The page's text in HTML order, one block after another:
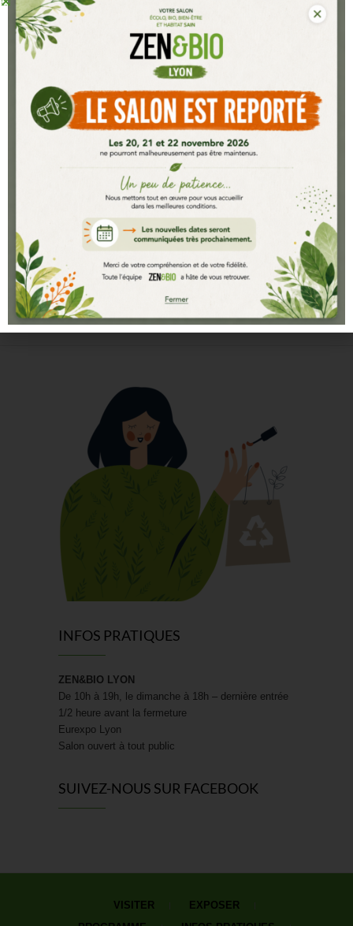
LISTE DES EXPOSANTS 2025
DEVENIR EXPOSANT
INFOS PRATIQUES
ZEN&BIO LYON
De 10h à 19h, le dimanche à 18h – dernière entrée
1/2 heure avant la fermeture
Eurexpo Lyon
Salon ouvert à tout public
SUIVEZ-NOUS SUR FACEBOOK
VISITER
EXPOSER